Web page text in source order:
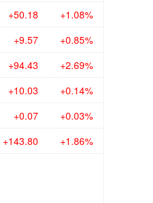
+50.77 +1.09%
+9.54 +0.85%
+94.85 +2.70%
+9.99 +0.14%
+0.07 +0.03%
+144.00 +1.87%